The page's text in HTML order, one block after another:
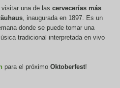
una de las cervecerías más
, inaugurada en 1897. Es un
donde se puede tomar una
tradicional interpretada en vivo
para el próximo Oktoberfest!